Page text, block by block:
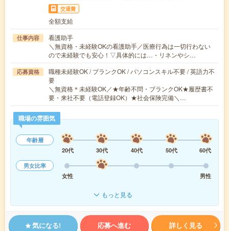
交通費
全額支給
仕事内容
看護助手
＼無資格・未経験OKの看護助手／医療行為は一切行わない
ので未経験でも安心！▽具体的には…・リネンやシ…
応募資格
職種未経験OK / ブランクOK / パソコンスキル不要 / 英語力不
要
＼無資格＊未経験OK／★年齢不問・ブランクOK★履歴書不
要・来社不要（電話登録OK）★社会保険完備＼…
職場の雰囲気
年齢層
20代
30代 40代 50代
60代
男女比率
女性
男性
もっと見る
気になる! 応募へ進む 詳しく見る